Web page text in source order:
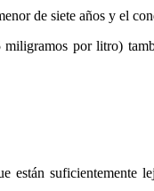
de siete años y el
por litro)
suficientemente